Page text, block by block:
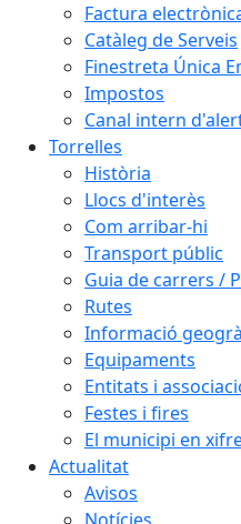
Factura
Catàleg de Serveis
Finestreta Única
Impostos
Canal intern
Torrelles
Història
Llocs d'interès
Com arribar-hi
Transport públic
Guia de carrers /
Rutes
Informació
Equipaments
Entitats i
Festes i fires
El municipi en
Actualitat
Avisos